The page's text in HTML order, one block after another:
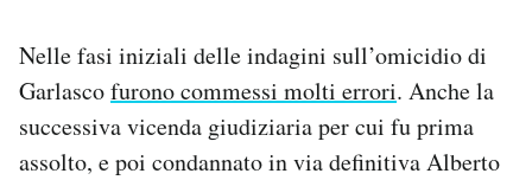
Nelle fasi iniziali delle indagini sull’omicidio di
Garlascofurono commessi molti errori. Anche la
successiva vicenda giudiziaria per cui fu prima
assolto, e poi condannato in via definitiva Alberto